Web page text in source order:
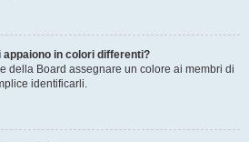
in colori differenti?
della Board assegnare un colore ai membri di
identificarli.